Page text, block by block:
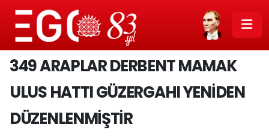
349 ARAPLAR DERBENT MAMAK
ULUS HATTI GÜZERGAHI YENIDEN
DÜZENLENMIŞTIR